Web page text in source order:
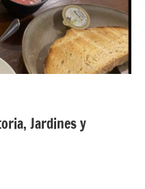
Jardines y